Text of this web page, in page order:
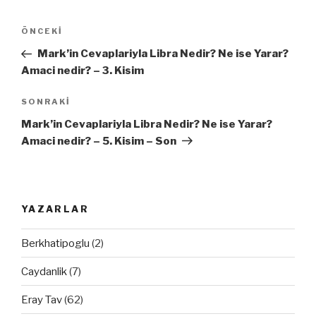
Yazı
Önceki
Yazı
ÖNCEKI
Mark’in Cevaplariyla Libra Nedir? Ne ise Yarar?
Amaci nedir? – 3. Kisim
Sonraki
Yazı
SONRAKI
Mark’in Cevaplariyla Libra Nedir? Ne ise Yarar?
Amaci nedir? – 5. Kisim – Son
YAZARLAR
Berkhatipoglu (2)
Caydanlik(7)
Eray Tav(62)